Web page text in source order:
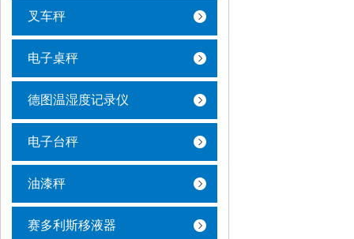
叉车秤
电子桌秤
德图温湿度记录仪
电子台秤
油漆秤
赛多利斯移液器